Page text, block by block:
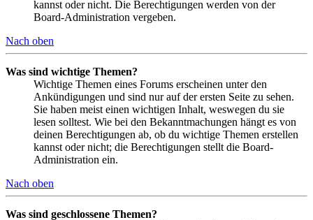
kannst oder nicht. Die Berechtigungen werden von der
Board-Administration vergeben.
Nach oben
Was sind wichtige Themen?
Wichtige Themen eines Forums erscheinen unter den
Ankündigungen und sind nur auf der ersten Seite zu sehen.
Sie haben meist einen wichtigen Inhalt, weswegen du sie
lesen solltest. Wie bei den Bekanntmachungen hängt es von
deinen Berechtigungen ab, ob du wichtige Themen erstellen
kannst oder nicht; die Berechtigungen stellt die Board-
Administration ein.
Nach oben
Was sind geschlossene Themen?